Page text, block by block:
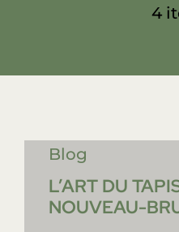
4
Blog
L’ART DU
NOUVEAU-